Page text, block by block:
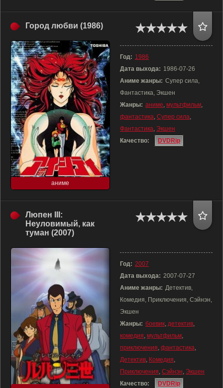
Город любви (1986)
аниме
Год: 1986
Дата выхода: 1986-07-26
Аниме жанры: Супер сила,
Фантастика, Экшен
Жанры: аниме, мультфильм,
фантастика, Супер сила,
Фантастика, Экшен
Качество:
DVDRip
Люпен III:
Неуловимый, как
туман (2007)
Год: 2007
Дата выхода: 2007-07-27
Аниме жанры: Детектив,
Комедия, Приключения, Сэйнэн,
Экшен
Жанры: боевик, детектив,
комедия, мультфильм,
приключения, фантастика,
Детектив, Комедия,
Приключения, Сэйнэн, Экшен
Качество:
DVDRip